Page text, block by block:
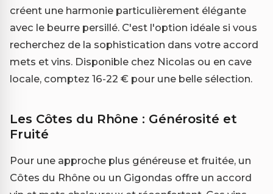
créent une harmonie particulièrement élégante
avec le beurre persillé. C'est l'option idéale si vous
recherchez de la sophistication dans votre accord
mets et vins. Disponible chez Nicolas ou en cave
locale, comptez 16-22 € pour une belle sélection.
Les Côtes du Rhône : Générosité et
Fruité
Pour une approche plus généreuse et fruitée, un
Côtes du Rhône ou un Gigondas offre un accord